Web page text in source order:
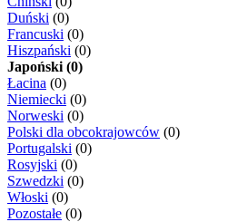
Duński (0)
Francuski (0)
Hiszpański (0)
Japoński (0)
Łacina (0)
Niemiecki (0)
Norweski (0)
Polski dla obcokrajowców (0)
Portugalski (0)
Rosyjski (0)
Szwedzki (0)
Włoski (0)
Pozostałe (0)